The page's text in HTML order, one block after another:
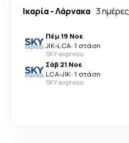
Ικαρία-Λάρνακα 3 ημέρες
Πέμ 19 Νοε
JIK-LCA· 1 στάση
SKY express
Σάβ 21 Νοε
LCA-JIK· 1 στάση
SKY express